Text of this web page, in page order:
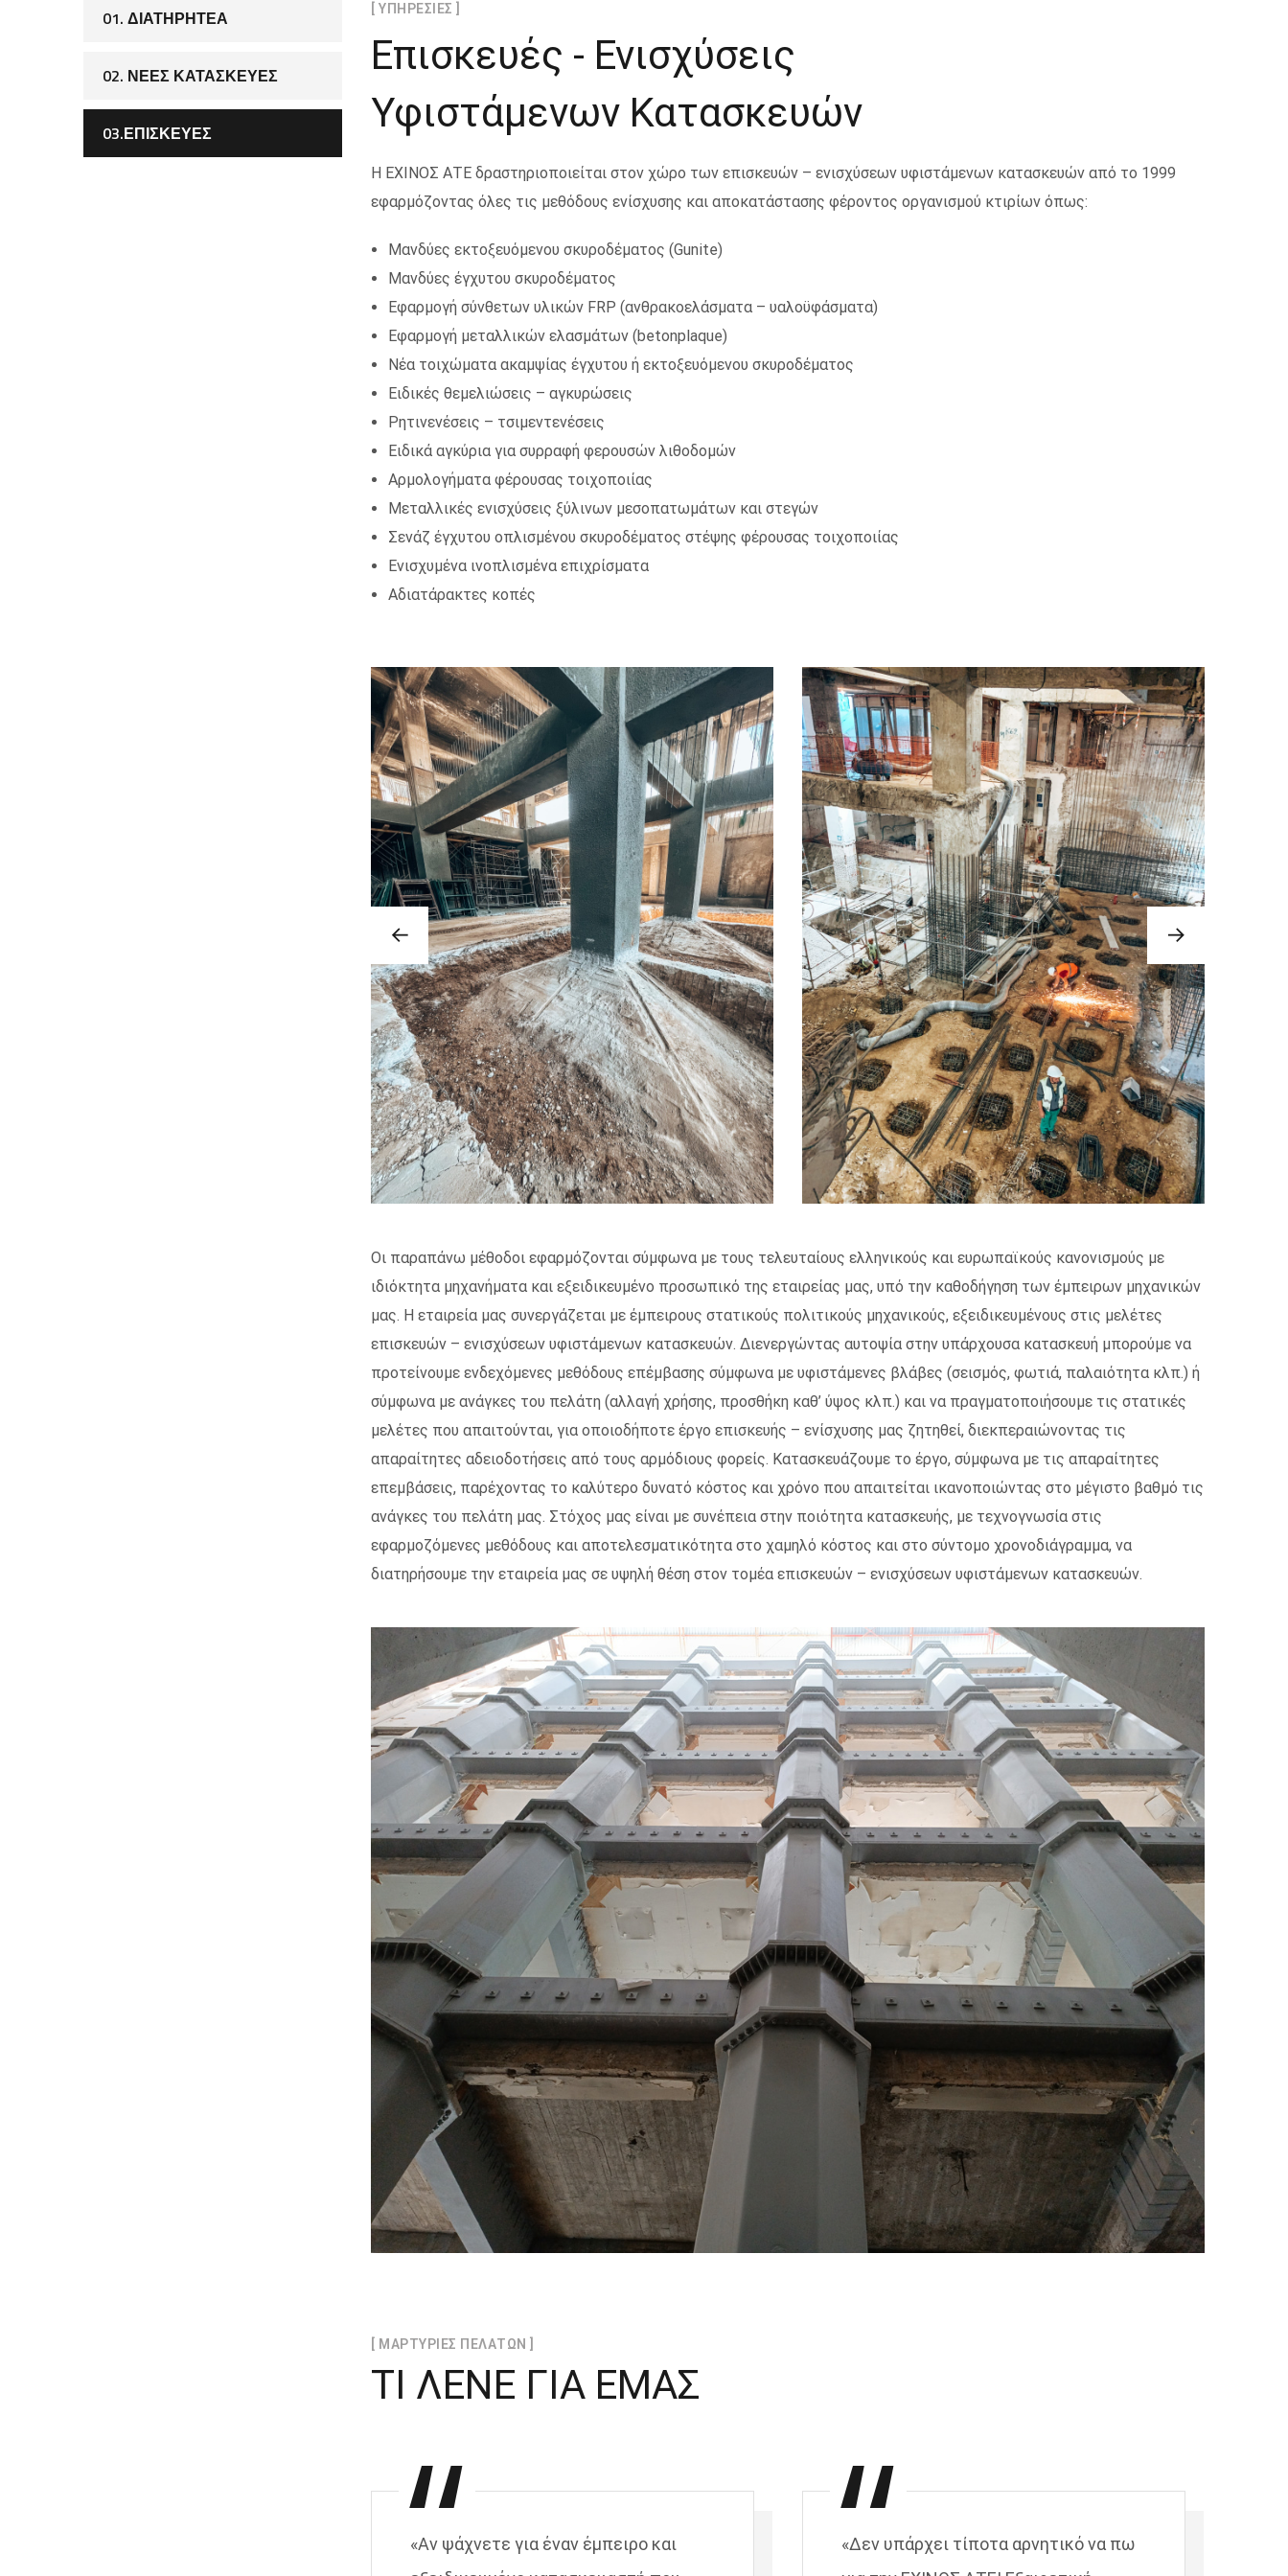
01. ΔΙΑΤΗΡΗΤΈΑ
02. ΝΈΕΣ ΚΑΤΑΣΚΕΥΈΣ
03.ΕΠΙΣΚΕΥΈΣ
[ ΥΠΗΡΕΣΙΕΣ ]
Επισκευές - Ενισχύσεις
Υφιστάμενων Κατασκευών
Η ΕΧΙΝΟΣ ΑΤΕ δραστηριοποιείται στον χώρο των επισκευών – ενισχύσεων υφιστάμενων κατασκευών από το 1999
εφαρμόζοντας όλες τις μεθόδους ενίσχυσης και αποκατάστασης φέροντος οργανισμού κτιρίων όπως:
Μανδύες εκτοξευόμενου σκυροδέματος (Gunite)
Μανδύες έγχυτου σκυροδέματος
Εφαρμογή σύνθετων υλικών FRP (ανθρακοελάσματα – υαλοϋφάσματα)
Εφαρμογή μεταλλικών ελασμάτων (betonplaque)
Νέα τοιχώματα ακαμψίας έγχυτου ή εκτοξευόμενου σκυροδέματος
Ειδικές θεμελιώσεις – αγκυρώσεις
Ρητινενέσεις – τσιμεντενέσεις
Ειδικά αγκύρια για συρραφή φερουσών λιθοδομών
Αρμολογήματα φέρουσας τοιχοποιίας
Μεταλλικές ενισχύσεις ξύλινων μεσοπατωμάτων και στεγών
Σενάζ έγχυτου οπλισμένου σκυροδέματος στέψης φέρουσας τοιχοποιίας
Ενισχυμένα ινοπλισμένα επιχρίσματα
Αδιατάρακτες κοπές
Οι παραπάνω μέθοδοι εφαρμόζονται σύμφωνα με τους τελευταίους ελληνικούς και ευρωπαϊκούς κανονισμούς με
ιδιόκτητα μηχανήματα και εξειδικευμένο προσωπικό της εταιρείας μας, υπό την καθοδήγηση των έμπειρων μηχανικών
μας. Η εταιρεία μας συνεργάζεται με έμπειρους στατικούς πολιτικούς μηχανικούς, εξειδικευμένους στις μελέτες
επισκευών – ενισχύσεων υφιστάμενων κατασκευών. Διενεργώντας αυτοψία στην υπάρχουσα κατασκευή μπορούμε να
προτείνουμε ενδεχόμενες μεθόδους επέμβασης σύμφωνα με υφιστάμενες βλάβες (σεισμός, φωτιά, παλαιότητα κλπ.) ή
σύμφωνα με ανάγκες του πελάτη (αλλαγή χρήσης, προσθήκη καθ’ ύψος κλπ.) και να πραγματοποιήσουμε τις στατικές
μελέτες που απαιτούνται, για οποιοδήποτε έργο επισκευής – ενίσχυσης μας ζητηθεί, διεκπεραιώνοντας τις
απαραίτητες αδειοδοτήσεις από τους αρμόδιους φορείς. Κατασκευάζουμε το έργο, σύμφωνα με τις απαραίτητες
επεμβάσεις, παρέχοντας το καλύτερο δυνατό κόστος και χρόνο που απαιτείται ικανοποιώντας στο μέγιστο βαθμό τις
ανάγκες του πελάτη μας. Στόχος μας είναι με συνέπεια στην ποιότητα κατασκευής, με τεχνογνωσία στις
εφαρμοζόμενες μεθόδους και αποτελεσματικότητα στο χαμηλό κόστος και στο σύντομο χρονοδιάγραμμα, να
διατηρήσουμε την εταιρεία μας σε υψηλή θέση στον τομέα επισκευών – ενισχύσεων υφιστάμενων κατασκευών.
[ ΜΑΡΤΥΡΙΕΣ ΠΕΛΑΤΩΝ ]
ΤΙ ΛΕΝΕ ΓΙΑ ΕΜΑΣ
«Αν ψάχνετε για έναν έμπειρο και
«Δεν υπάρχει τίποτα αρνητικό να πω